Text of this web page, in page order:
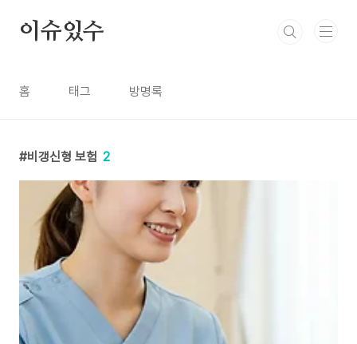
이슈있수
홈 태그 방명록
비갱신형 보험 2